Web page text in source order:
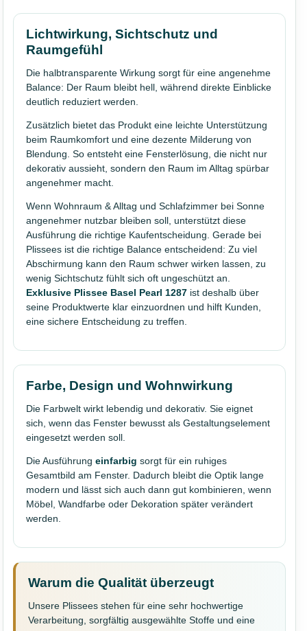
Lichtwirkung, Sichtschutz und
Raumgefühl
Die halbtransparente Wirkung sorgt für eine angenehme
Balance: Der Raum bleibt hell, während direkte Einblicke
deutlich reduziert werden.
Zusätzlich bietet das Produkt eine leichte Unterstützung
beim Raumkomfort und eine dezente Milderung von
Blendung. So entsteht eine Fensterlösung, die nicht nur
dekorativ aussieht, sondern den Raum im Alltag spürbar
angenehmer macht.
Wenn Wohnraum & Alltag und Schlafzimmer bei Sonne
angenehmer nutzbar bleiben soll, unterstützt diese
Ausführung die richtige Kaufentscheidung. Gerade bei
Plissees ist die richtige Balance entscheidend: Zu viel
Abschirmung kann den Raum schwer wirken lassen, zu
wenig Sichtschutz fühlt sich oft ungeschützt an.
Exklusive Plissee Basel Pearl 1287 ist deshalb über
seine Produktwerte klar einzuordnen und hilft Kunden,
eine sichere Entscheidung zu treffen.
Farbe, Design und Wohnwirkung
Die Farbwelt wirkt lebendig und dekorativ. Sie eignet
sich, wenn das Fenster bewusst als Gestaltungselement
eingesetzt werden soll.
Die Ausführung einfarbig sorgt für ein ruhiges
Gesamtbild am Fenster. Dadurch bleibt die Optik lange
modern und lässt sich auch dann gut kombinieren, wenn
Möbel, Wandfarbe oder Dekoration später verändert
werden.
Warum die Qualität überzeugt
Unsere Plissees stehen für eine sehr hochwertige
Verarbeitung, sorgfältig ausgewählte Stoffe und eine